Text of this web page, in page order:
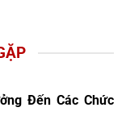
Đến Các Chức